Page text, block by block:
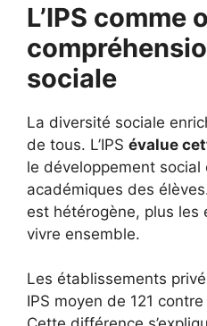
L’IPS comme
sociale
La diversité sociale
de tous. L’IPS évalue
le développement social
académiques des
est hétérogène, plus les
vivre ensemble.
Les établissements
IPS moyen de 121